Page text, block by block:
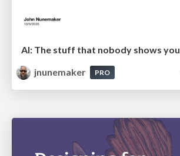
AI: The stuff that nobody shows you
jnunemaker
PRO